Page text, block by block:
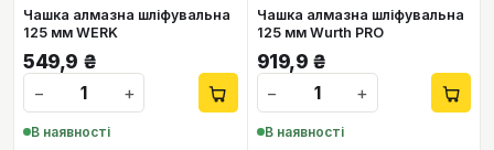
Чашка алмазна шліфувальна
125 мм WERK
549,9 ₴
−
+
В наявності
Чашка алмазна шліфувальна
125 мм Wurth PRO
919,9 ₴
−
+
В наявності